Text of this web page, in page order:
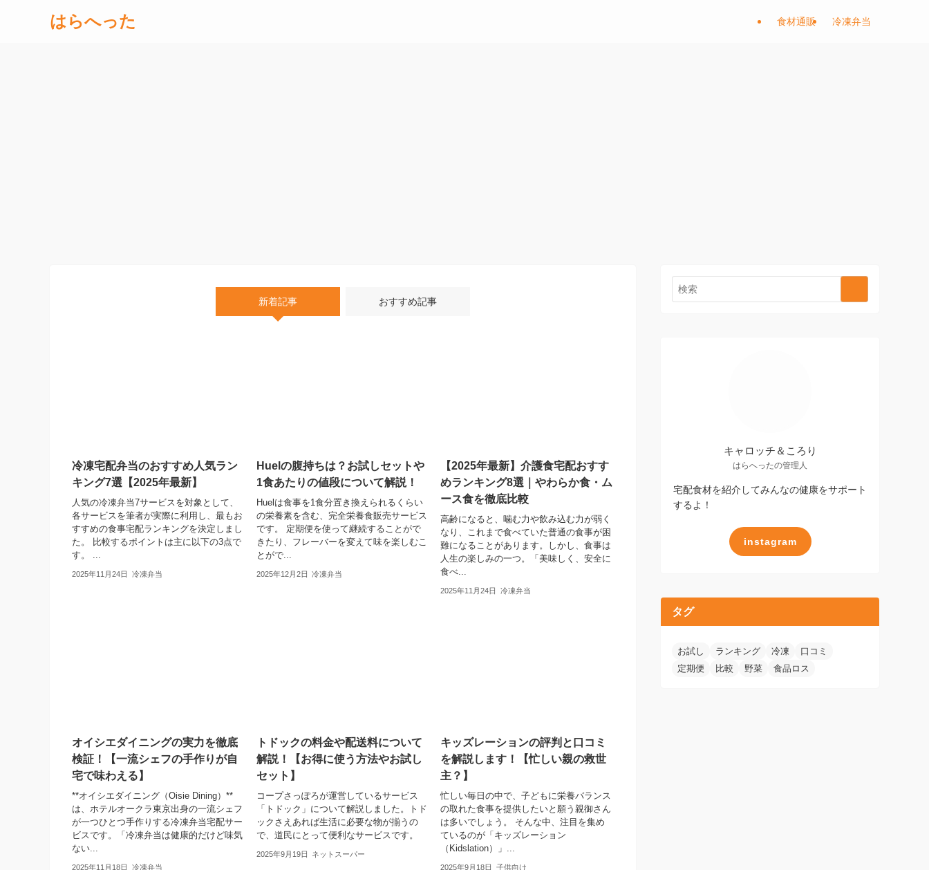
はらへった 食材通販 冷凍弁当
新着記事 おすすめ記事
冷凍宅配弁当のおすすめ人気ラン
キング7選【2025年最新】
人気の冷凍弁当7サービスを対象として、
各サービスを筆者が実際に利用し、最もお
すすめの食事宅配ランキングを決定しまし
た。 比較するポイントは主に以下の3点で
す。 ...
2025年11月24日 冷凍弁当
Huelの腹持ちは？お試しセットや
1食あたりの値段について解説！
Huelは食事を1食分置き換えられるくらい
の栄養素を含む、完全栄養食販売サービス
です。 定期便を使って継続することがで
きたり、フレーバーを変えて味を楽しむこ
とがで...
2025年12月2日 冷凍弁当
【2025年最新】介護食宅配おすす
めランキング8選｜やわらか食・ム
ース食を徹底比較
高齢になると、噛む力や飲み込む力が弱く
なり、これまで食べていた普通の食事が困
難になることがあります。しかし、食事は
人生の楽しみの一つ。「美味しく、安全に
食べ...
2025年11月24日 冷凍弁当
オイシエダイニングの実力を徹底
検証！【一流シェフの手作りが自
宅で味わえる】
**オイシエダイニング（Oisie Dining）**
は、ホテルオークラ東京出身の一流シェフ
が一つひとつ手作りする冷凍弁当宅配サー
ビスです。「冷凍弁当は健康的だけど味気
ない...
2025年11月18日 冷凍弁当
トドックの料金や配送料について
解説！【お得に使う方法やお試し
セット】
コープさっぽろが運営しているサービス
「トドック」について解説しました。トド
ックさえあれば生活に必要な物が揃うの
で、道民にとって便利なサービスです。
2025年9月19日 ネットスーパー
キッズレーションの評判と口コミ
を解説します！【忙しい親の救世
主？】
忙しい毎日の中で、子どもに栄養バランス
の取れた食事を提供したいと願う親御さん
は多いでしょう。 そんな中、注目を集め
ているのが「キッズレーション
（Kidslation）」...
2025年9月18日 子供向け
キャロッチ＆ころり
はらへったの管理人
宅配食材を紹介してみんなの健康をサポート
するよ！
instagram
タグ
お試し ランキング 冷凍
口コミ
定期便
比較 野菜 食品ロス